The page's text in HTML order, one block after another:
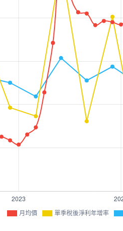
月均價 單季稅後淨利年增率